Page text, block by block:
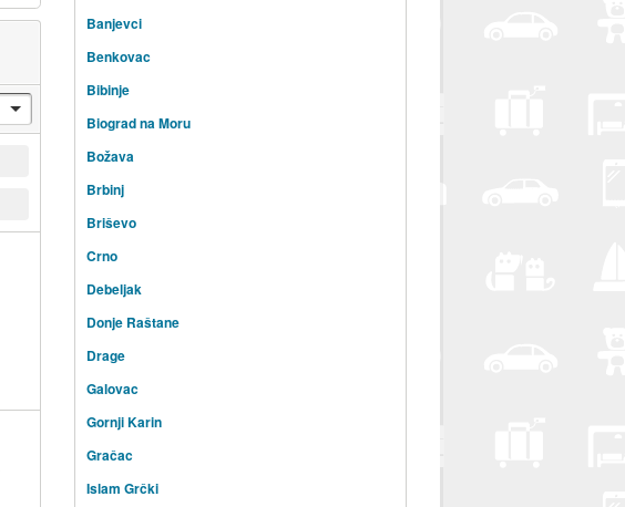
Banjevci
Benkovac
Bibinje
Biograd na Moru
Božava
Brbinj
Briševo
Crno
Debeljak
Donje Raštane
Drage
Galovac
Gornji Karin
Gračac
Islam Grčki